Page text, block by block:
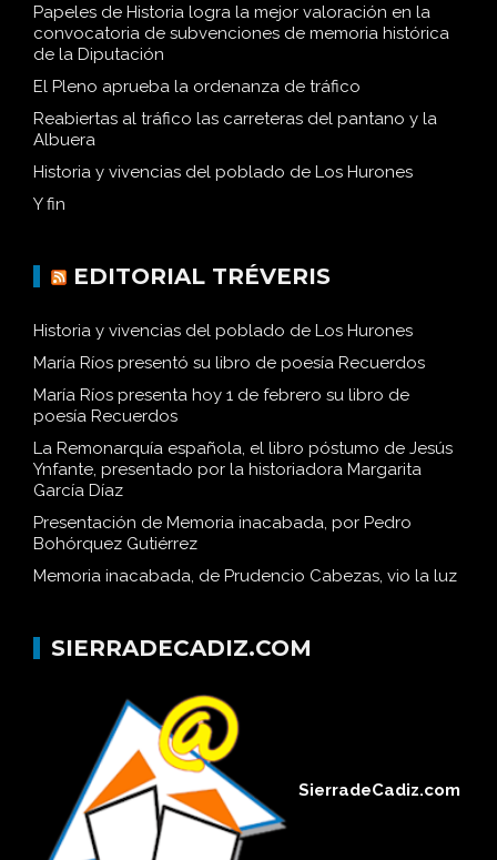
Papeles de Historia logra la mejor valoración en la
convocatoria de subvenciones de memoria histórica
de la Diputación
El Pleno aprueba la ordenanza de tráfico
Reabiertas al tráfico las carreteras del pantano y la
Albuera
Historia y vivencias del poblado de Los Hurones
Y fin
EDITORIAL TRÉVERIS
Historia y vivencias del poblado de Los Hurones
María Ríos presentó su libro de poesía Recuerdos
María Ríos presenta hoy 1 de febrero su libro de
poesía Recuerdos
La Remonarquía española, el libro póstumo de Jesús
Ynfante, presentado por la historiadora Margarita
García Díaz
Presentación de Memoria inacabada, por Pedro
Bohórquez Gutiérrez
Memoria inacabada, de Prudencio Cabezas, vio la luz
SIERRADECADIZ.COM
SierradeCadiz.com